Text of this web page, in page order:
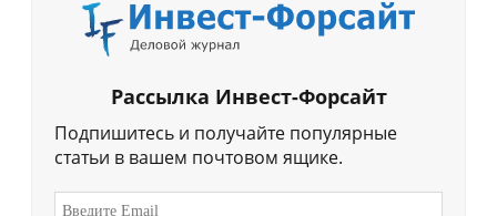
Рассылка Инвест-Форсайт
Подпишитесь и получайте популярные
статьи в вашем почтовом ящике.